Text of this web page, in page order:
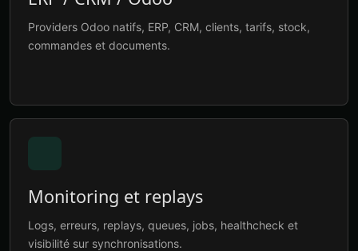
Providers Odoo natifs, ERP, CRM, clients, tarifs, stock,
commandes et documents.
Monitoring et replays
Logs, erreurs, replays, queues, jobs, healthcheck et
visibilité sur synchronisations.